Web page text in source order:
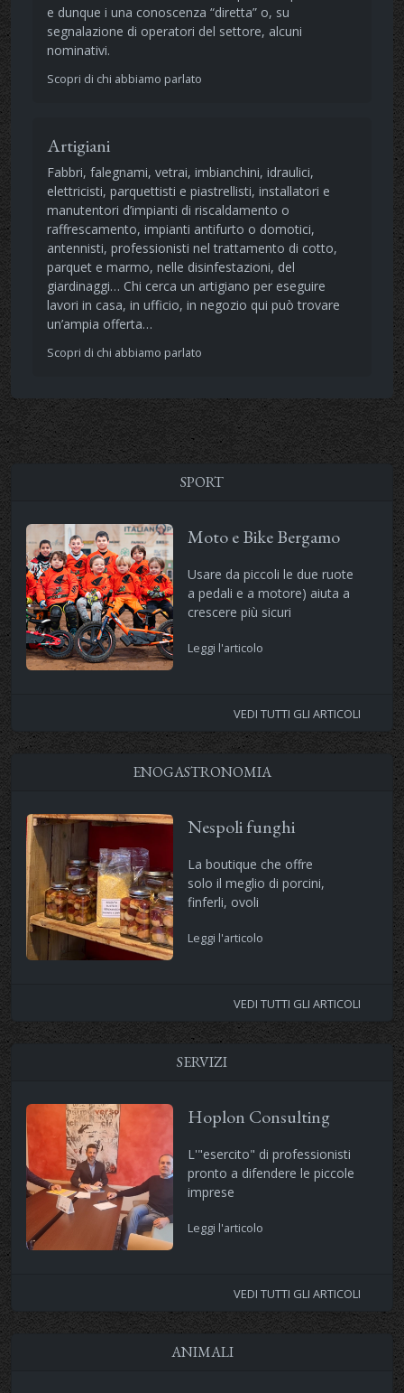
e dunque i una conoscenza “diretta” o, su
segnalazione di operatori del settore, alcuni
nominativi.
Scopri di chi abbiamo parlato
Artigiani
Fabbri, falegnami, vetrai, imbianchini, idraulici,
elettricisti, parquettisti e piastrellisti, installatori e
manutentori d’impianti di riscaldamento o
raffrescamento, impianti antifurto o domotici,
antennisti, professionisti nel trattamento di cotto,
parquet e marmo, nelle disinfestazioni, del
giardinaggi… Chi cerca un artigiano per eseguire
lavori in casa, in ufficio, in negozio qui può trovare
un’ampia offerta…
Scopri di chi abbiamo parlato
SPORT
Moto e Bike Bergamo
Usare da piccoli le due ruote
a pedali e a motore) aiuta a
crescere più sicuri
Leggi l'articolo
VEDI TUTTI GLI ARTICOLI
ENOGASTRONOMIA
Nespoli funghi
La boutique che offre
solo il meglio di porcini,
finferli, ovoli
Leggi l'articolo
VEDI TUTTI GLI ARTICOLI
SERVIZI
Hoplon Consulting
L'"esercito" di professionisti
pronto a difendere le piccole
imprese
Leggi l'articolo
VEDI TUTTI GLI ARTICOLI
ANIMALI